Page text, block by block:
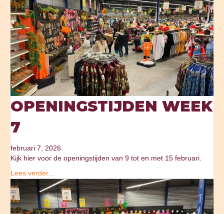
OPENINGSTIJDEN WEEK
7
februari 7, 2026
Kijk hier voor de openingstijden van 9 tot en met 15 februari.
Lees verder...